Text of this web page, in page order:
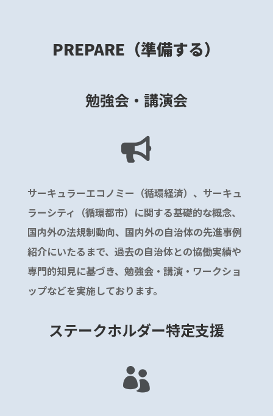
PREPARE（準備する）
勉強会・講演会

サーキュラーエコノミー（循環経済）、サーキュ
ラーシティ（循環都市）に関する基礎的な概念、
国内外の法規制動向、国内外の自治体の先進事例
紹介にいたるまで、過去の自治体との協働実績や
専門的知見に基づき、勉強会・講演・ワークショ
ップなどを実施しております。
ステークホルダー特定支援
